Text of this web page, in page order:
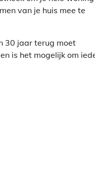
van je huis mee te
30 jaar terug moet
is het mogelijk om